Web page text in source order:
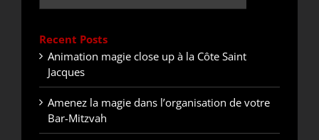
Recent Posts
Animation magie close up à la Côte Saint
Jacques
Amenez la magie dans l’organisation de votre
Bar-Mitzvah